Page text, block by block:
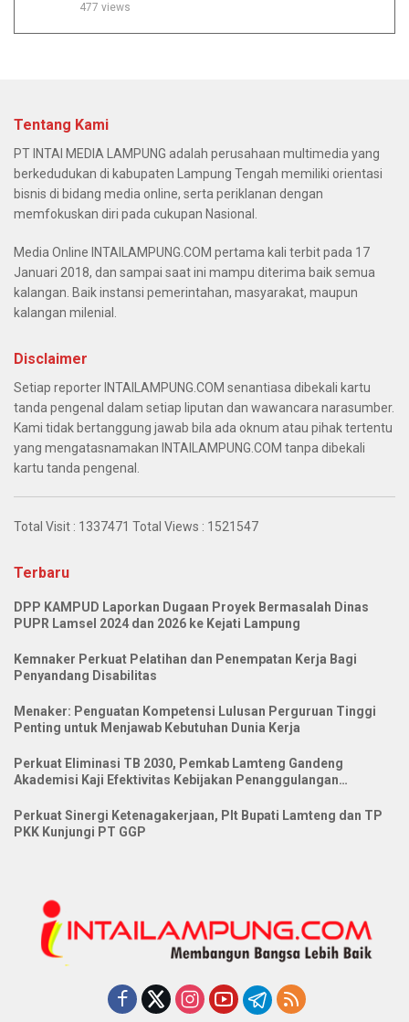
477 views
Tentang Kami
PT INTAI MEDIA LAMPUNG adalah perusahaan multimedia yang
berkedudukan di kabupaten Lampung Tengah memiliki orientasi
bisnis di bidang media online, serta periklanan dengan
memfokuskan diri pada cukupan Nasional.
Media Online INTAILAMPUNG.COM pertama kali terbit pada 17
Januari 2018, dan sampai saat ini mampu diterima baik semua
kalangan. Baik instansi pemerintahan, masyarakat, maupun
kalangan milenial.
Disclaimer
Setiap reporter INTAILAMPUNG.COM senantiasa dibekali kartu
tanda pengenal dalam setiap liputan dan wawancara narasumber.
Kami tidak bertanggung jawab bila ada oknum atau pihak tertentu
yang mengatasnamakan INTAILAMPUNG.COM tanpa dibekali
kartu tanda pengenal.
Total Visit : 1337471 Total Views : 1521547
Terbaru
DPP KAMPUD Laporkan Dugaan Proyek Bermasalah Dinas
PUPR Lamsel 2024 dan 2026 ke Kejati Lampung
Kemnaker Perkuat Pelatihan dan Penempatan Kerja Bagi
Penyandang Disabilitas
Menaker: Penguatan Kompetensi Lulusan Perguruan Tinggi
Penting untuk Menjawab Kebutuhan Dunia Kerja
Perkuat Eliminasi TB 2030, Pemkab Lamteng Gandeng
Akademisi Kaji Efektivitas Kebijakan Penanggulangan
Perkuat Sinergi Ketenagakerjaan, Plt Bupati Lamteng dan TP
PKK Kunjungi PT GGP